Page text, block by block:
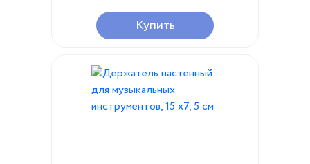
Купить